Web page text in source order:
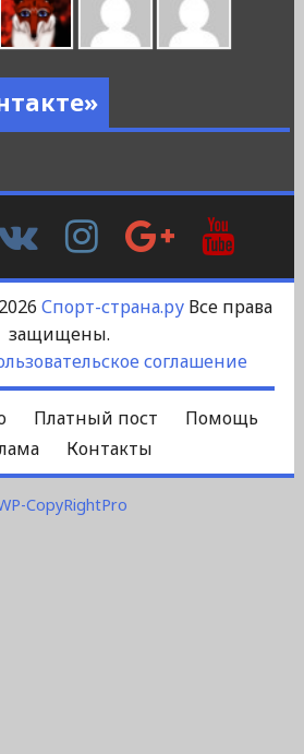
Контакте
InstagramGoogle
Plus
Спорт-страна.руВсе права
защищены.
соглашение
Платный пост
Помощь
Контакты
CopyRightPro